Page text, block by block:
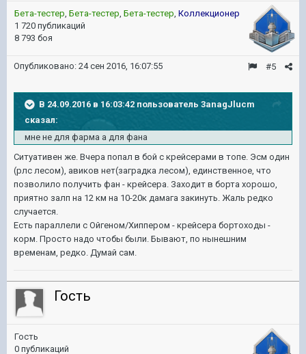
Бета-тестер, Бета-тестер, Бета-тестер, Коллекционер
1 720 публикаций
8 793 боя
#5
Опубликовано: 24 сен 2016, 16:07:55
В 24.09.2016 в 16:03:42 пользователь 3anagJlucm
сказал:
мне не для фарма а для фана
Ситуативен же. Вчера попал в бой с крейсерами в топе. Эсм один
(рлс лесом), авиков нет(заградка лесом), единственное, что
позволило получить фан - крейсера. Заходит в борта хорошо,
приятно залп на 12 км на 10-20к дамага закинуть. Жаль редко
случается.
Есть параллели с Ойгеном/Хиппером - крейсера бортоходы -
корм. Просто надо чтобы были. Бывают, по нынешним
временам, редко. Думай сам.
Гость
Гость
0 публикаций